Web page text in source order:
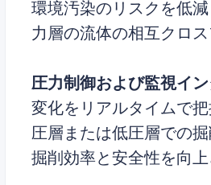
環境汚染のリスクを低
力層の流体の相互クロ
圧力制御および監視イ
変化をリアルタイムで
圧層または低圧層での
掘削効率と安全性を向